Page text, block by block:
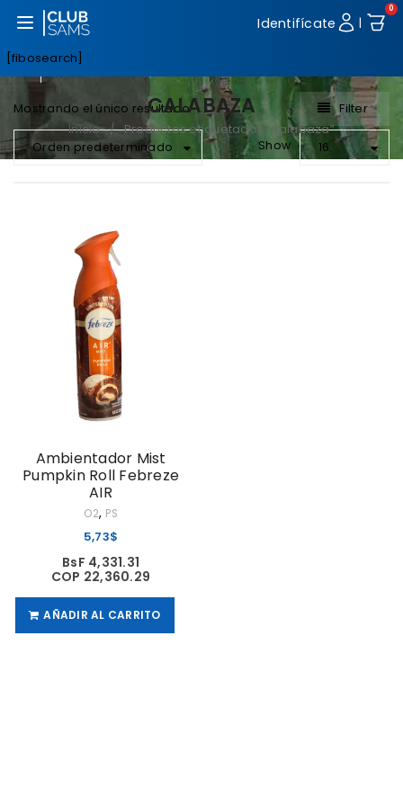
Abrir menú Identifícate |
0
[fibosearch]
CALABAZA
Inicio / Productos etiquetados “calabaza”
Mostrando el único resultado Filter
Orden predeterminado Show 16
O2, PS
Ambientador Mist
Pumpkin Roll Febreze
AIR
5,73$
BsF 4,331.31
COP 22,360.29
AÑADIR AL CARRITO